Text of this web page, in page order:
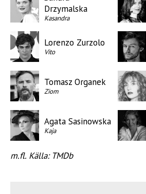
Drzymalska
Kasandra
Lorenzo Zurzolo
Vito
Tomasz Organek
Ziom
Agata Sasinowska
Kaja
m.fl. Källa: TMDb